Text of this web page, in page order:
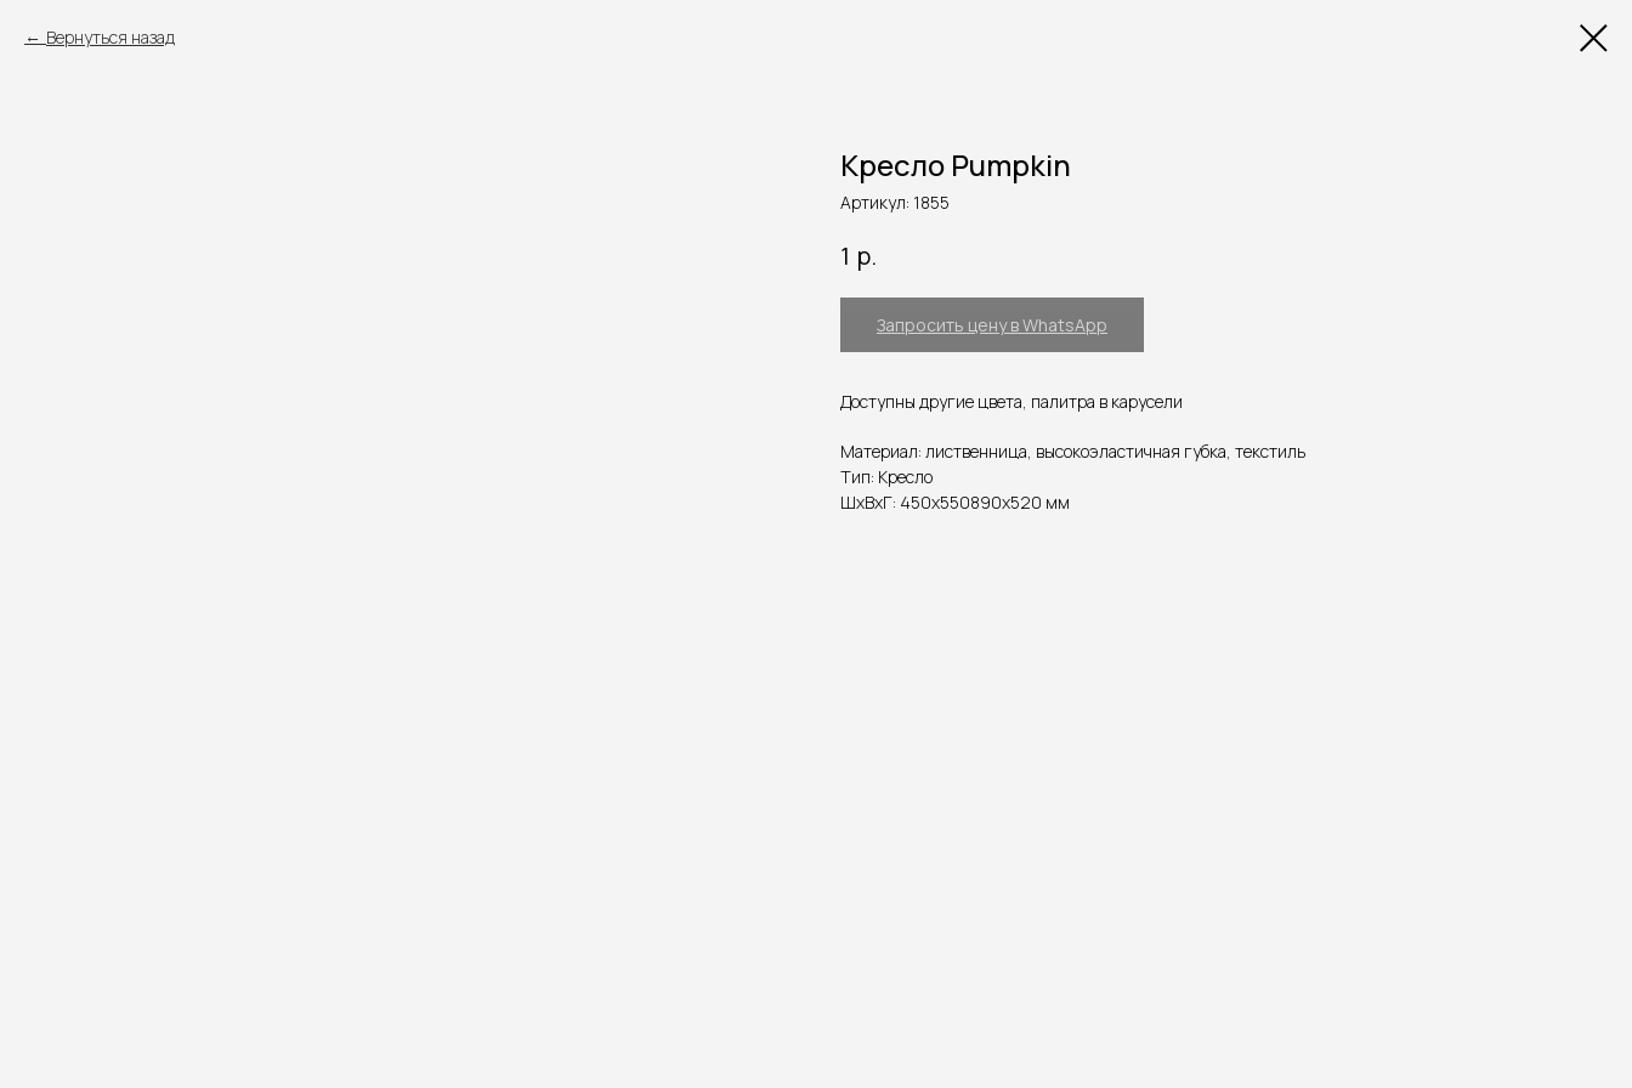
Вернуться назад
Кресло Pumpkin
Артикул: 1855
1 р.
Запросить цену в WhatsApp
Доступны другие цвета, палитра в карусели
Материал: лиственница, высокоэластичная губка, текстиль
Тип: Кресло
ШxВxГ: 450x550890x520 мм